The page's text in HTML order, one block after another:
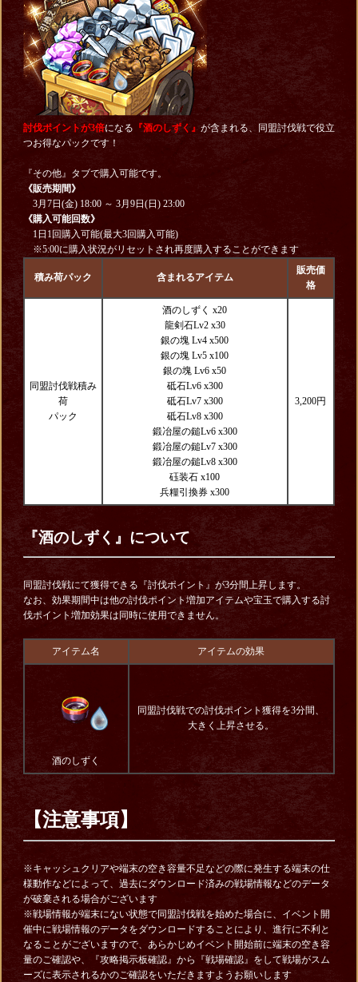
討伐ポイントが3倍になる 『酒のしずく』 が含まれる、同盟討伐戦で役立
つお得なパックです！
『その他』タブで購入可能です。
《販売期間》
3月7日(金) 18:00 ～ 3月9日(日) 23:00
《購入可能回数》
1日1回購入可能(最大3回購入可能)
※5:00に購入状況がリセットされ再度購入することができます
積み荷パック 含まれるアイテム
販売価
格
同盟討伐戦積み
荷
パック
酒のしずく x20
龍剣石Lv2 x30
銀の塊 Lv4 x500
銀の塊 Lv5 x100
銀の塊 Lv6 x50
砥石Lv6 x300
砥石Lv7 x300
砥石Lv8 x300
鍛冶屋の鎚Lv6 x300
鍛冶屋の鎚Lv7 x300
鍛冶屋の鎚Lv8 x300
砡装石 x100
兵糧引換券 x300
3,200円
『酒のしずく』について
同盟討伐戦にて獲得できる『討伐ポイント』が3分間上昇します。
なお、効果期間中は他の討伐ポイント増加アイテムや宝玉で購入する討
伐ポイント増加効果は同時に使用できません。
アイテム名 アイテムの効果
酒のしずく
同盟討伐戦での討伐ポイント獲得を3分間、
大きく上昇させる。
【注意事項】
※キャッシュクリアや端末の空き容量不足などの際に発生する端末の仕
様動作などによって、過去にダウンロード済みの戦場情報などのデータ
が破棄される場合がございます
※戦場情報が端末にない状態で同盟討伐戦を始めた場合に、イベント開
催中に戦場情報のデータをダウンロードすることにより、進行に不利と
なることがございますので、あらかじめイベント開始前に端末の空き容
量のご確認や、『攻略掲示板確認』から『戦場確認』をして戦場がスム
ーズに表示されるかのご確認をいただきますようお願いします